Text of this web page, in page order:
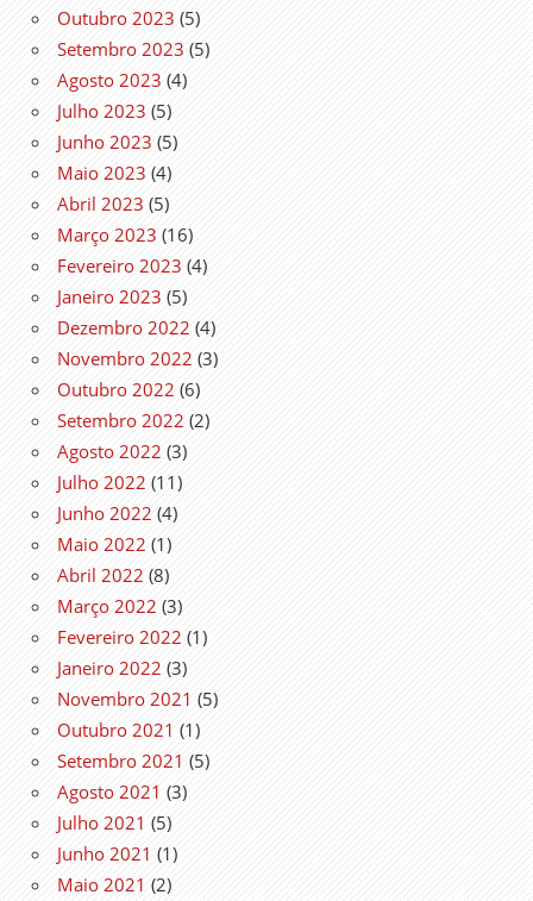
Outubro 2023 (5)
Setembro 2023 (5)
Agosto 2023 (4)
Julho 2023 (5)
Junho 2023 (5)
Maio 2023 (4)
Abril 2023 (5)
Março 2023 (16)
Fevereiro 2023 (4)
Janeiro 2023 (5)
Dezembro 2022 (4)
Novembro 2022 (3)
Outubro 2022 (6)
Setembro 2022 (2)
Agosto 2022 (3)
Julho 2022 (11)
Junho 2022 (4)
Maio 2022 (1)
Abril 2022 (8)
Março 2022 (3)
Fevereiro 2022 (1)
Janeiro 2022 (3)
Novembro 2021 (5)
Outubro 2021 (1)
Setembro 2021 (5)
Agosto 2021 (3)
Julho 2021 (5)
Junho 2021 (1)
Maio 2021 (2)